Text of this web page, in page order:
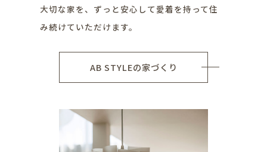
大切な家を、ずっと安心して愛着を持って住
み続けていただけます。
AB STYLEの家づくり